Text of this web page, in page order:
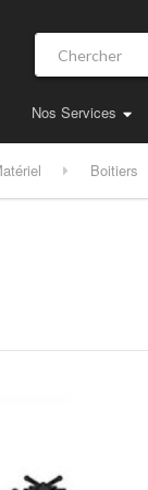
Chercher :
Nos Services
Boitiers